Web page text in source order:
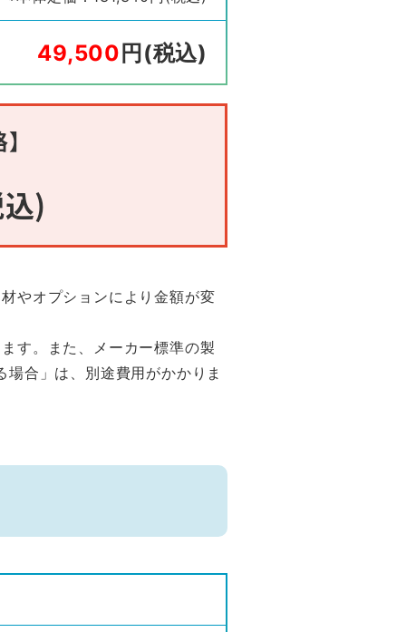
49,500円(税込)
)
やオプションにより金額が変
す。また、メーカー標準の製
合」は、別途費用がかかりま